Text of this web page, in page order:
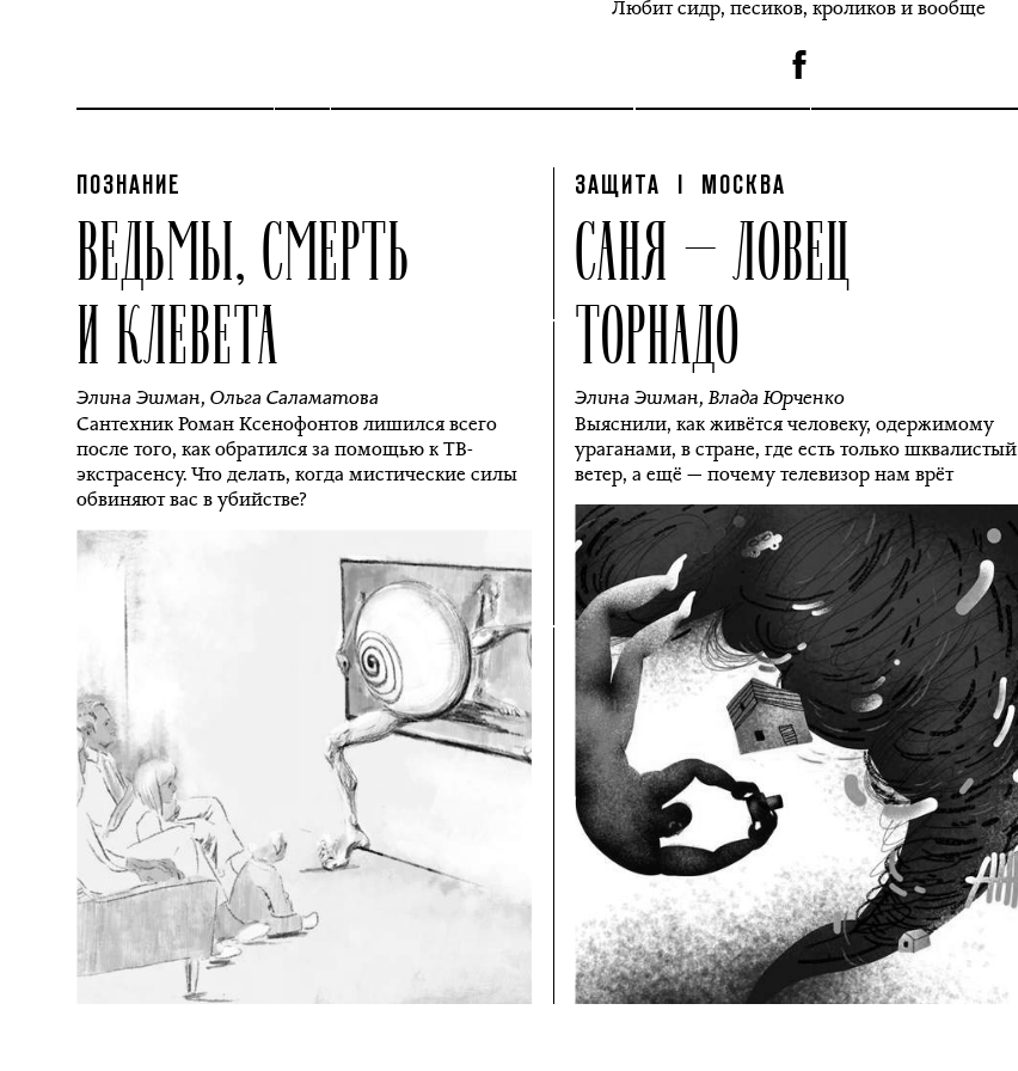
Любит сидр, песиков, кроликов и вообще
ПОЗНАНИЕ
ВЕДЬМЫ, СМЕРТЬ
И КЛЕВЕТА
Элина Эшман, Ольга Саламатова
Сантехник Роман Ксенофонтов лишился всего
после того, как обратился за помощью к ТВ-
экстрасенсу. Что делать, когда мистические силы
обвиняют вас в убийстве?
ЗАЩИТА | МОСКВА
САНЯ — ЛОВЕЦ
ТОРНАДО
Элина Эшман,Влада Юрченко
Выяснили, как живётся человеку, одержимому
ураганами, в стране, где есть только шквалистый
ветер, a ещё — почему телевизор нам врёт